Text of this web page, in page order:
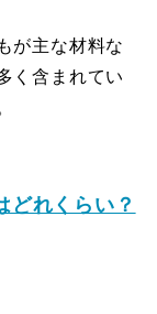
が主な材料な
く含まれてい
どれくらい？